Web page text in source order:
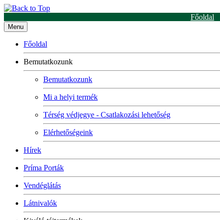
Főoldal
Menu
Főoldal
Bemutatkozunk
Bemutatkozunk
Mi a helyi termék
Térség védjegye - Csatlakozási lehetőség
Elérhetőségeink
Hírek
Príma Porták
Vendéglátás
Látnivalók